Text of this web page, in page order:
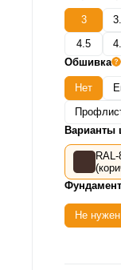
3
4.5
Обшивка
Нет
Варианты
Фундамент
Не нужен